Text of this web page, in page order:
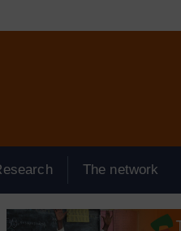
The network